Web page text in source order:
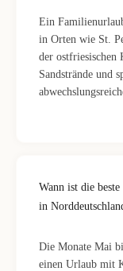
Ein
in Orten wie St.
der ostfriesischen
Sandstrände und
Wann ist die
in
Die Monate Mai
einen Urlaub mit